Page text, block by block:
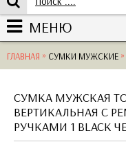
МЕНЮ
ГЛАВНАЯ » СУМКИ МУЖСКИЕ »
СУМКА МУЖСКАЯ
ВЕРТИКАЛЬНАЯ С
РУЧКАМИ 1 BLACK